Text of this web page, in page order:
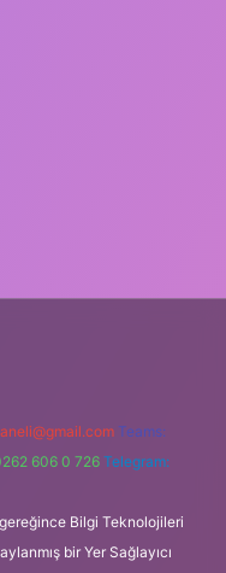
Teams:
606 0 726 Telegram:
Bilgi Teknolojileri
bir Yer Sağlayıcı